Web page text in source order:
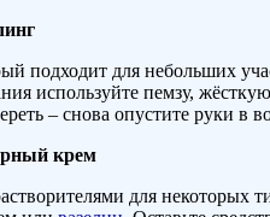
подходит для небольших
используйте пемзу,
– снова опустите руки в
крем
для некоторых